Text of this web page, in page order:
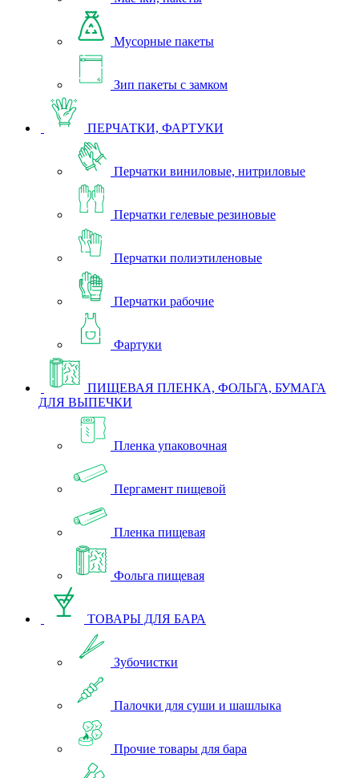
Мусорные пакеты
Зип пакеты с замком
ПЕРЧАТКИ, ФАРТУКИ
Перчатки виниловые, нитриловые
Перчатки гелевые резиновые
Перчатки полиэтиленовые
Перчатки рабочие
Фартуки
ПИЩЕВАЯ ПЛЕНКА, ФОЛЬГА, БУМАГА
ДЛЯ ВЫПЕЧКИ
Пленка упаковочная
Пергамент пищевой
Пленка пищевая
Фольга пищевая
ТОВАРЫ ДЛЯ БАРА
Зубочистки
Палочки для суши и шашлыка
Прочие товары для бара